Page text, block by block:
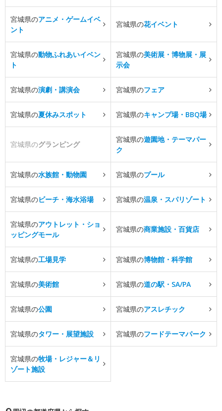
宮城県のアニメ・ゲームイベ
ント
宮城県の花イベント
宮城県の動物ふれあいイベン
ト
宮城県の美術展・博物展・展
示会
宮城県の演劇・講演会 宮城県のフェア
宮城県の夏休みスポット 宮城県のキャンプ場・BBQ場
宮城県のグランピング
宮城県の遊園地・テーマパー
ク
宮城県の水族館・動物園 宮城県のプール
宮城県のビーチ・海水浴場 宮城県の温泉・スパリゾート
宮城県のアウトレット・ショ
ッピングモール
宮城県の商業施設・百貨店
宮城県の工場見学 宮城県の博物館・科学館
宮城県の美術館 宮城県の道の駅・SA/PA
宮城県の公園 宮城県のアスレチック
宮城県のタワー・展望施設 宮城県のフードテーマパーク
宮城県の牧場・レジャー＆リ
ゾート施設